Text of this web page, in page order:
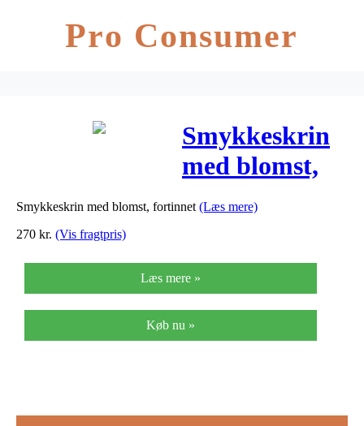
Pro Consumer
Smykkeskrin
med blomst,
fortinnet
Smykkeskrin med blomst, fortinnet (Læs mere)
270 kr. (Vis fragtpris)
Læs mere »
Køb nu »